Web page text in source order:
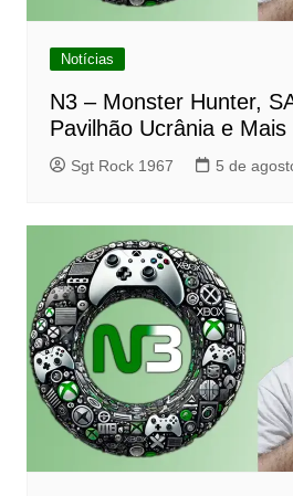
Notícias
N3 – Monster Hunter,
Pavilhão Ucrânia e Mais
Sgt Rock 1967 5 de